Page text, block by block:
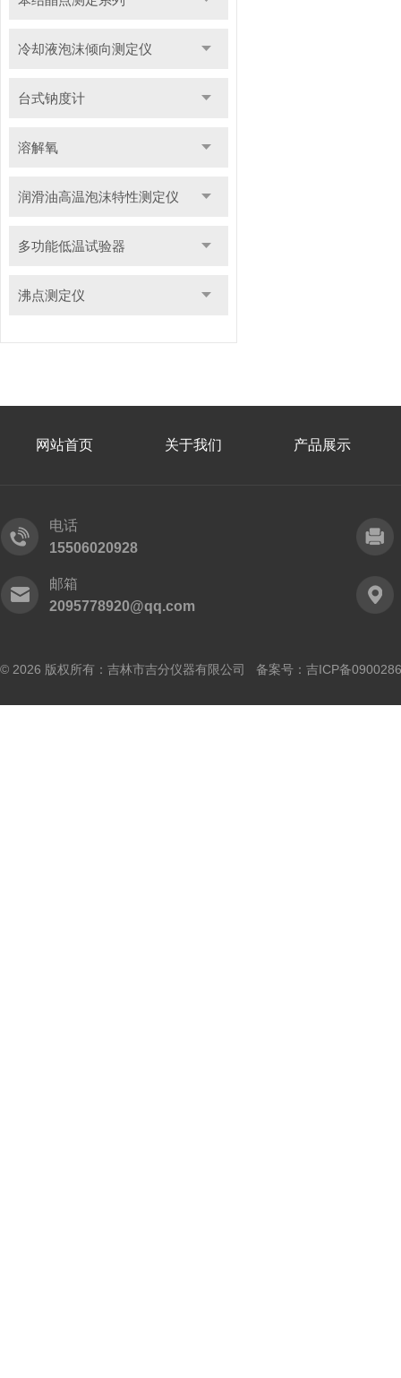
冷却液泡沫倾向测定仪
台式钠度计
溶解氧
润滑油高温泡沫特性测定仪
多功能低温试验器
沸点测定仪
网站首页 关于我们 产品展示
电话
15506020928
邮箱
2095778920@qq.com
© 2026 版权所有：吉林市吉分仪器有限公司 备案号： 吉ICP备